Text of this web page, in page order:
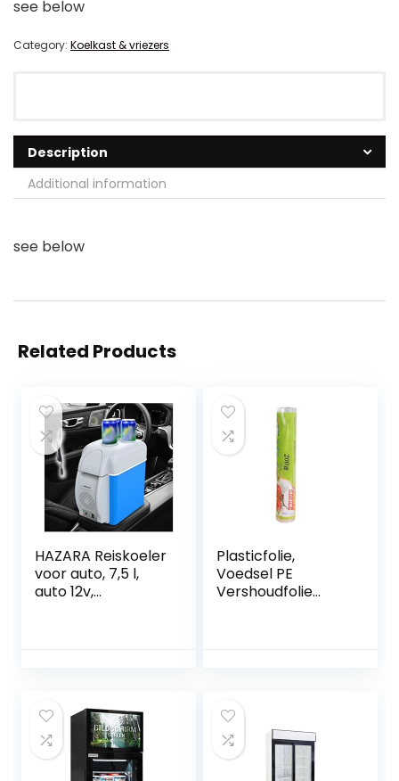
see below
Category: Koelkast & vriezers
Description
Additional information
see below
Related Products
HAZARA Reiskoeler
voor auto, 7,5 l,
auto 12v,
vrachtwagenkoele
r, gebruikt om
dranken, snacks
op te slaan
Plasticfolie,
Voedsel PE
Vershoudfolie
Afslankfolie
Stretchfolie
Doorzichtige
Krimpfolie